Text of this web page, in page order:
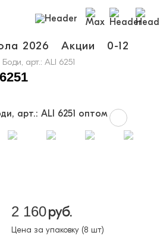
2026 Акции 0-12
Боди, арт.: ALI 6251
2 160руб.
Цена за упаковку (8 шт)